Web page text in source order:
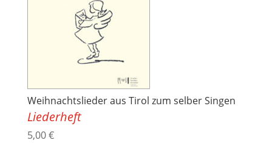
Weihnachtslieder aus Tirol zum selber Singen
Liederheft
5,00€